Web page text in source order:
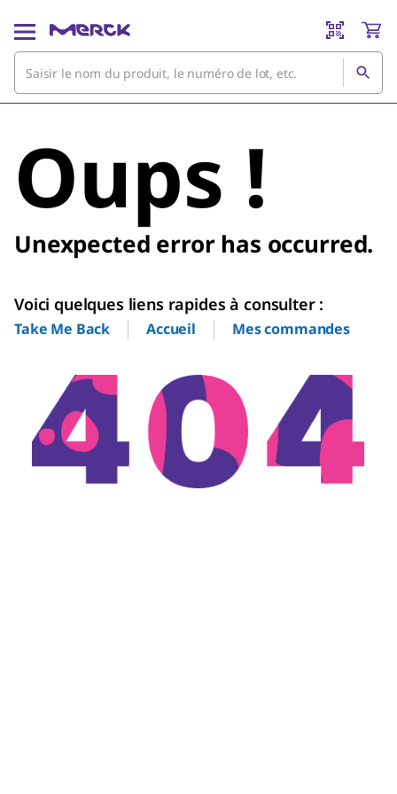
Oups !
Unexpected error has occurred.
Voici quelques liens rapides à consulter :
Take Me Back Accueil Mes commandes